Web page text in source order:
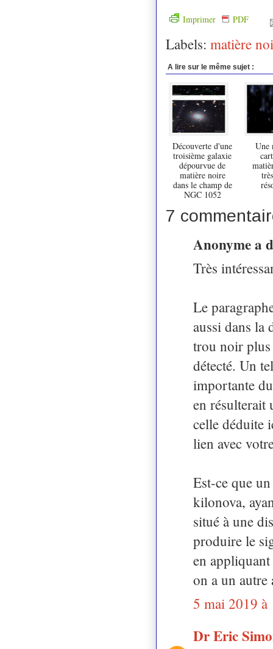
Imprimer PDF
Labels: matière
A lire sur le même sujet :
Découverte d'une
troisième galaxie
dépourvue de
matière noire
dans le champ de
NGC 1052
Une
7
Anonyme a
Très
Le
aussi dans
trou noir plus
détecté. Un
importante
en résulterait
celle déduite
lien avec
Est-ce que
kilonova,
situé à une
produire le
en appliquant
on a un
5 mai 2019 à
Dr Eric